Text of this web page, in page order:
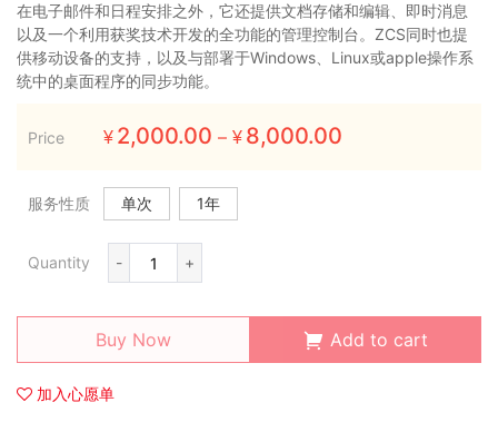
在电子邮件和日程安排之外，它还提供文档存储和编辑、即时消息
以及一个利用获奖技术开发的全功能的管理控制台。ZCS同时也提
供移动设备的支持，以及与部署于Windows、Linux或apple操作系
统中的桌面程序的同步功能。
Price ¥ 2,000.00 – ¥ 8,000.00
服务性质 单次 1年
Quantity - +
Buy Now Add to cart
加入心愿单